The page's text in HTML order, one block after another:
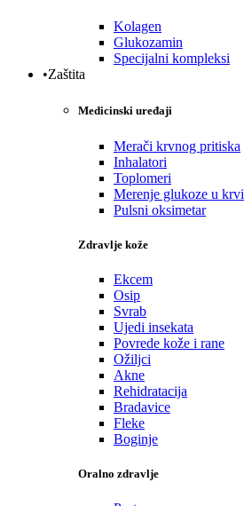
Kolagen
Glukozamin
Specijalni kompleksi
•Zaštita
Medicinski uređaji
Merači krvnog pritiska
Inhalatori
Toplomeri
Merenje glukoze u krvi
Pulsni oksimetar
Zdravlje kože
Ekcem
Osip
Svrab
Ujedi insekata
Povrede kože i rane
Ožiljci
Akne
Rehidratacija
Bradavice
Fleke
Boginje
Oralno zdravlje